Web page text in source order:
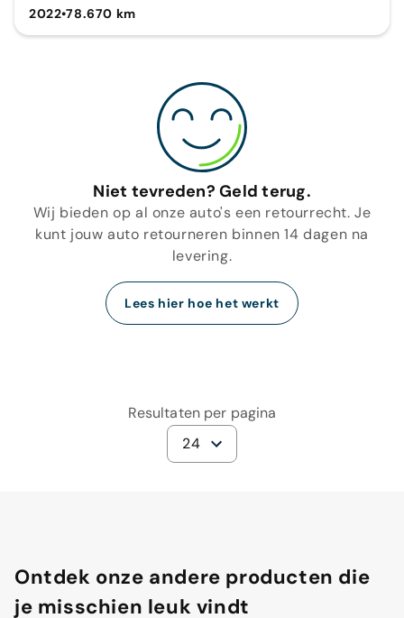
2022•78.670 km
Niet tevreden? Geld terug.
Wij bieden op al onze auto's een retourrecht. Je
kunt jouw auto retourneren binnen 14 dagen na
levering.
Lees hier hoe het werkt
Resultaten per pagina
24
Ontdek onze andere producten die
je misschien leuk vindt